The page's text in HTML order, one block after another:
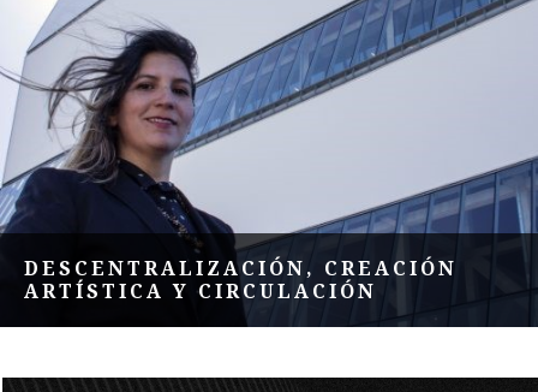
DESCENTRALIZACIÓN, CREACIÓN
ARTÍSTICA Y CIRCULACIÓN